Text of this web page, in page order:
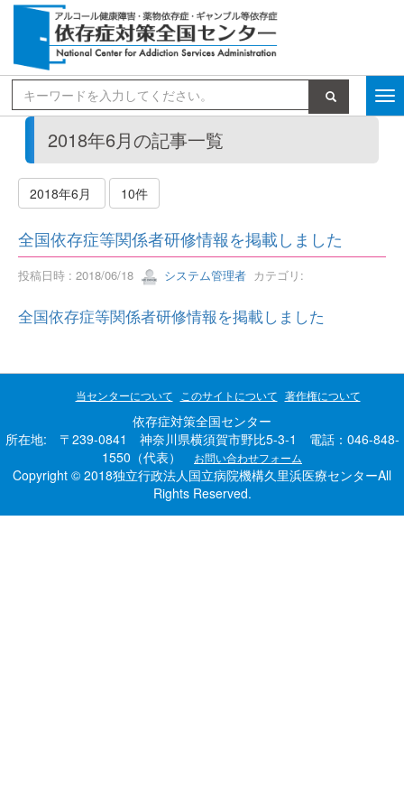
検索
2018年6月の記事一覧
2018年6月 10件
全国依存症等関係者研修情報を掲載しました
投稿日時 : 2018/06/18 システム管理者 カテゴリ:
全国依存症等関係者研修情報を掲載しました
当センターについて このサイトについて 著作権について
依存症対策全国センター
所在地: 〒239-0841 神奈川県横須賀市野比5-3-1 電話：046-848-
1550（代表）
お問い合わせフォーム
Copyright © 2018独立行政法人国立病院機構久里浜医療センターAll
Rights Reserved.